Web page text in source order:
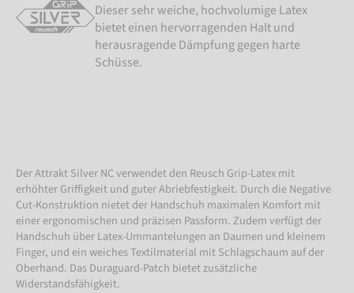
Dieser sehr weiche, hochvolumige Latex
bietet einen hervorragenden Halt und
herausragende Dämpfung gegen harte
Schüsse.
Der Attrakt Silver NC verwendet den Reusch Grip-Latex mit
erhöhter Griffigkeit und guter Abriebfestigkeit. Durch die Negative
Cut-Konstruktion nietet der Handschuh maximalen Komfort mit
einer ergonomischen und präzisen Passform. Zudem verfügt der
Handschuh über Latex-Ummantelungen an Daumen und kleinem
Finger, und ein weiches Textilmaterial mit Schlagschaum auf der
Oberhand. Das Duraguard-Patch bietet zusätzliche
Widerstandsfähigkeit.